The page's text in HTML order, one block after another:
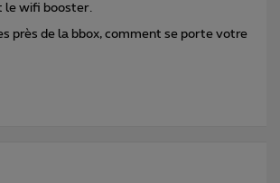
le wifi booster.
près de la bbox, comment se porte votre